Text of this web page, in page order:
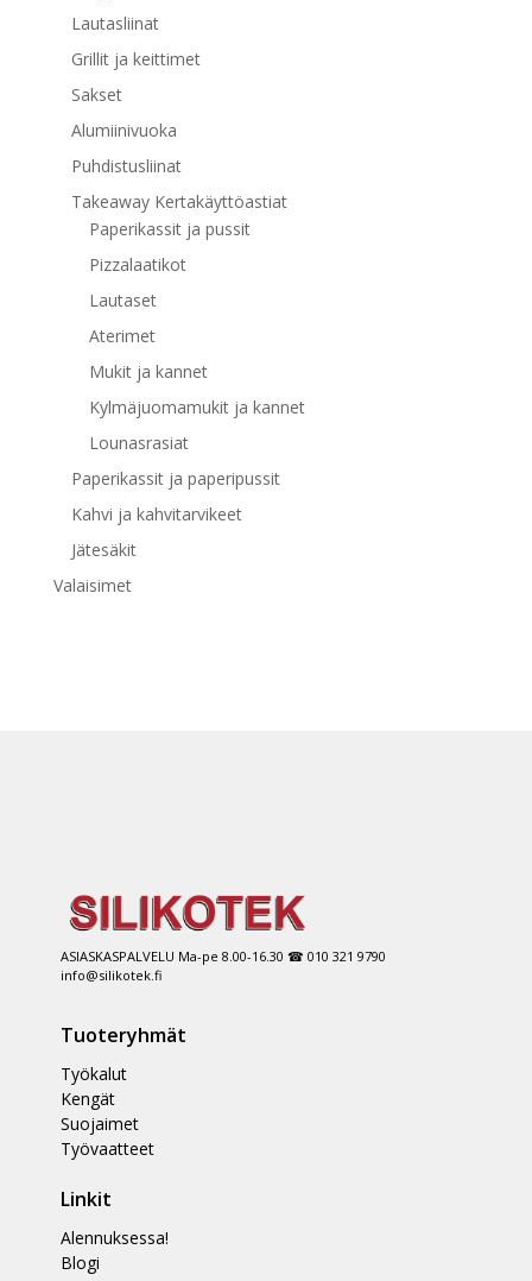
Lautasliinat
Grillit ja keittimet
Sakset
Alumiinivuoka
Puhdistusliinat
Takeaway Kertakäyttöastiat
Paperikassit ja pussit
Pizzalaatikot
Lautaset
Aterimet
Mukit ja kannet
Kylmäjuomamukit ja kannet
Lounasrasiat
Paperikassit ja paperipussit
Kahvi ja kahvitarvikeet
Jätesäkit
Valaisimet
ASIASKASPALVELU Ma-pe 8.00-16.30 ☎ 010 321 9790
info@silikotek.fi
Tuoteryhmät
Työkalut
Kengät
Suojaimet
Työvaatteet
Linkit
Alennuksessa!
Blogi